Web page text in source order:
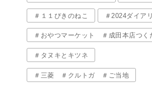
＃１１ぴきのねこ ＃2024ダイア
＃おやつマーケット ＃成田本店つく
＃タヌキとキツネ
＃三菱 ＃クルトガ ＃ご当地